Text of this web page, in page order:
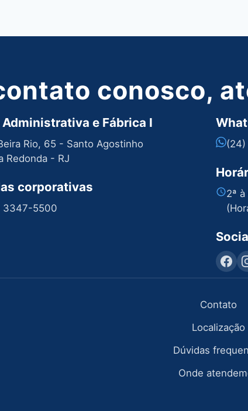
conosco,
Administrativa e Fábrica I
Rio, 65 - Santo Agostinho
Redonda - RJ
corporativas
3347-5500
2ª
Contato
Localização
Dúvidas
Onde